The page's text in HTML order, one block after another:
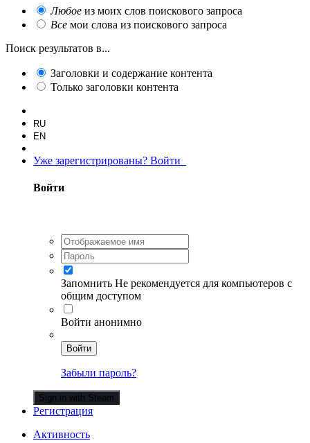
Любое из моих слов поискового запроса
Все мои слова из поискового запроса
Поиск результатов в...
Заголовки и содержание контента
Только заголовки контента
RU
EN
Уже зарегистрированы? Войти
Войти
Запомнить Не рекомендуется для компьютеров с
общим доступом
Войти анонимно
Войти
Забыли пароль?
Sign in with Steam
Регистрация
Активность